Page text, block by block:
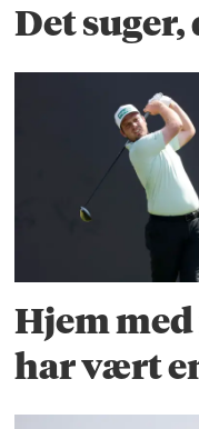
Det
Hjem
har vært